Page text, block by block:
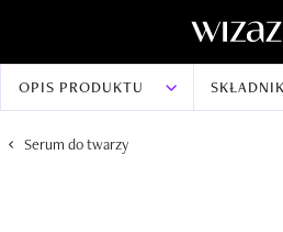
OPIS PRODUKTU
Serum do twarzy